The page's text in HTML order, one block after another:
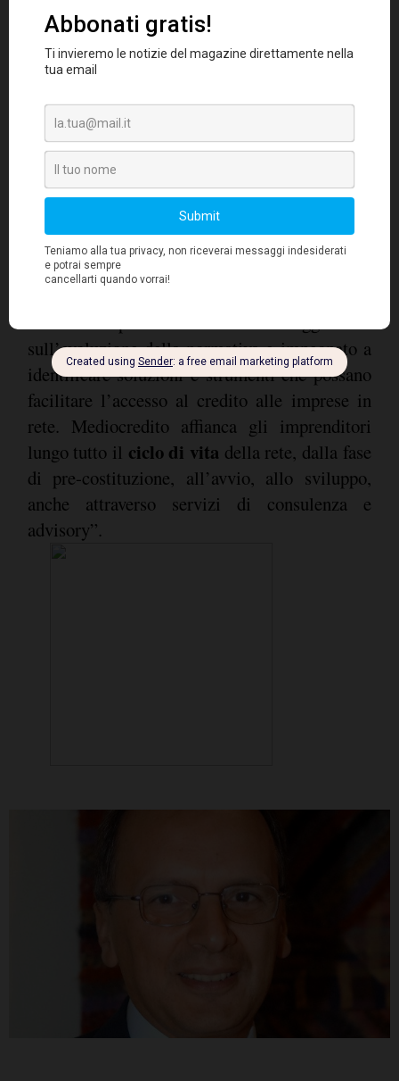
generale di Mediocredito Italiano
“Abbiamo costituito un polo specializzato
nella finanza d’impresa che dispone di
un’offerta completa e integrata a sostegno degli
investimenti strategici delle imprese. In questo
contesto, crediamo la rete sia un importante
strumento perstimolare lo sviluppo e creare
sull’evoluzione della normativa e impegnato a
identificare soluzioni e strumenti che possano
facilitare l’accesso al credito alle imprese in
rete. Mediocredito affianca gli imprenditori
lungo tutto il ciclo di vita della rete, dalla fase
di pre-costituzione, all’avvio, allo sviluppo,
anche attraverso servizi di consulenza e
advisory”.